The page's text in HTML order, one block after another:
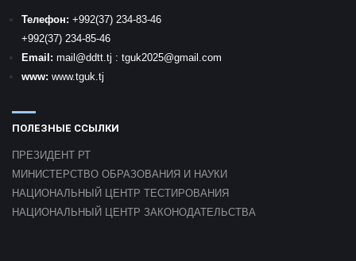
Телефон: +992(37) 234-83-46
+992(37) 234-85-46
Email: mail@ddtt.tj : tguk2025@gmail.com
www: www.tguk.tj
ПОЛЕЗНЫЕ ССЫЛКИ
ПРЕЗИДЕНТ РТ
МИНИСТЕРСТВО ОБРАЗОВАНИЯ И НАУКИ
НАЦИОНАЛЬНЫЙ ЦЕНТР ТЕСТИРОВАНИЯ
НАЦИОНАЛЬНЫЙ ЦЕНТР ЗАКОНОДАТЕЛЬСТВА